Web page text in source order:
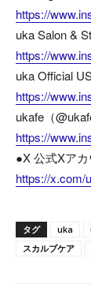
https://
uka Salon &
https://
uka Official
https://
ukafe（
https://
●X 公式Xアカ
https://x.com/
タグ uka
スカルプケア